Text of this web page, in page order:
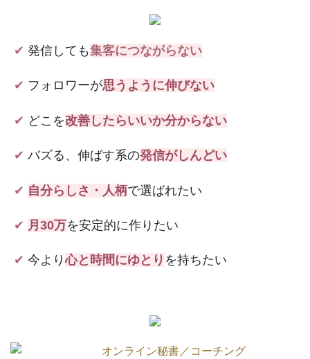
✔︎ 発信しても集客につながらない
✔︎ フォロワーが思うように伸びない
✔︎ どこを改善したらいいか分からない
✔︎ バズる、伸ばす系の発信がしんどい
✔︎ 自分らしさ・人柄で選ばれたい
✔︎ 月30万を安定的に作りたい
✔︎ 今より心と時間にゆとり を持ちたい
オンライン秘書／コーチング